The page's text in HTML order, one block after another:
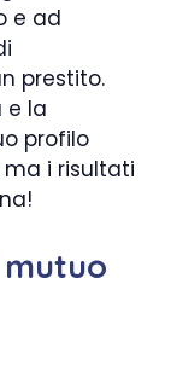
e ad
prestito.
e la
profilo
i risultati